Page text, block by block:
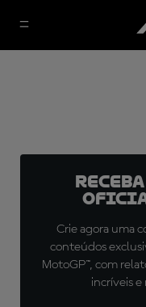
oficial
Crie agora uma
conteúdos
MotoGP™, com
incríveis e